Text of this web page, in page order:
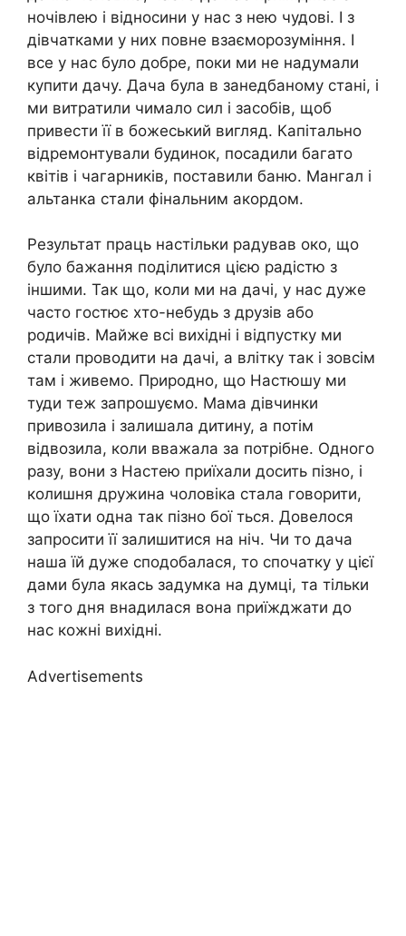
ночівлею і відносини у нас з нею чудові. І з
дівчатками у них повне взаєморозуміння. І
все у нас було добре, поки ми не надумали
купити дачу. Дача була в занедбаному стані, і
ми витратили чимало сил і засобів, щоб
привести її в божеський вигляд. Капітально
відремонтували будинок, посадили багато
квітів і чагарників, поставили баню. Мангал і
альтанка стали фінальним акордом.
Результат праць настільки радував око, що
було бажання поділитися цією радістю з
іншими. Так що, коли ми на дачі, у нас дуже
часто гостює хто-небудь з друзів або
родичів. Майже всі вихідні і відпустку ми
стали проводити на дачі, а влітку так і зовсім
там і живемо. Природно, що Настюшу ми
туди теж запрошуємо. Мама дівчинки
привозила і залишала дитину, а потім
відвозила, коли вважала за потрібне. Одного
разу, вони з Настею приїхали досить пізно, і
колишня дружина чоловіка стала говорити,
що їхати одна так пізно бої ться. Довелося
запросити її залишитися на ніч. Чи то дача
наша їй дуже сподобалася, то спочатку у цієї
дами була якась задумка на думці, та тільки
з того дня внадилася вона приїжджати до
нас кожні вихідні.
Advertisements